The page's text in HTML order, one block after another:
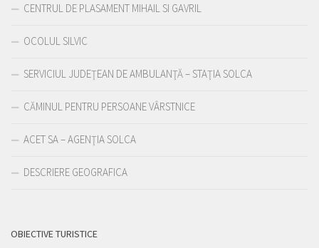
CENTRUL DE PLASAMENT MIHAIL SI GAVRIL
OCOLUL SILVIC
SERVICIUL JUDEŢEAN DE AMBULANŢĂ – STAŢIA SOLCA
CĂMINUL PENTRU PERSOANE VÂRSTNICE
ACET SA – AGENŢIA SOLCA
DESCRIERE GEOGRAFICA
OBIECTIVE TURISTICE